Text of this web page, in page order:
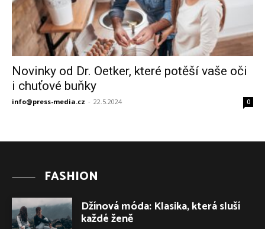
Novinky od Dr. Oetker, které potěší vaše oči
i chuťové buňky
info@press-media.cz - 22.5.2024 0
FASHION
Džínová móda: Klasika, která sluší
každé ženě